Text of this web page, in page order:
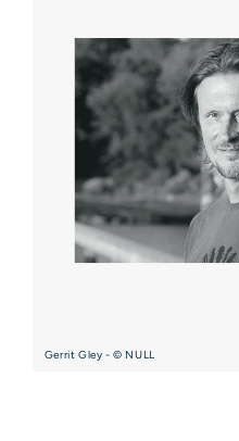
Produkte entdecken
Gerrit Gley - © NULL